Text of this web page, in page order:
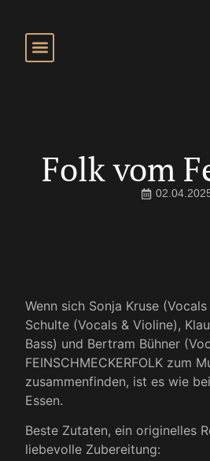
Folk vom
Wenn sich Sonja Kruse
Schulte (Vocals & Violine),
Bass) und Bertram Bühner
FEINSCHMECKERFOLK zum
zusammenfinden, ist es wie
Essen.
Beste Zutaten, ein originelles
liebevolle Zubereitung: